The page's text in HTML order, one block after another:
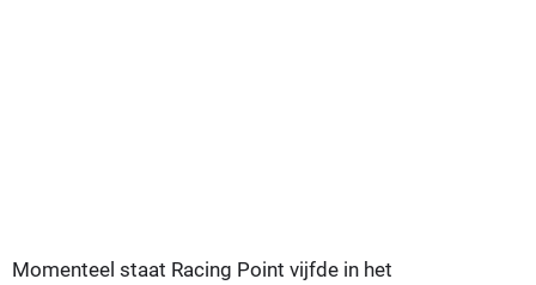
Momenteel staat Racing Point vijfde in het